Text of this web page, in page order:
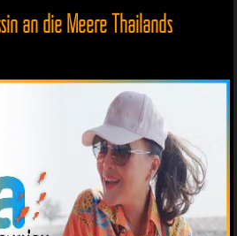
an die Meere Thailands